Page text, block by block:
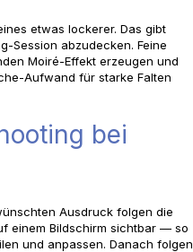
etwas lockerer. Das gibt
Session abzudecken. Feine
Moiré-Effekt erzeugen und
Aufwand für starke Falten
bei
Ausdruck folgen die
einem Bildschirm sichtbar — so
und anpassen. Danach folgen